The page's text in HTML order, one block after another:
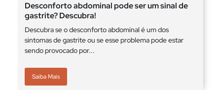
Desconforto abdominal pode ser um sinal de
gastrite? Descubra!
Descubra se o desconforto abdominal é um dos
sintomas de gastrite ou se esse problema pode estar
sendo provocado por...
Saiba Mais